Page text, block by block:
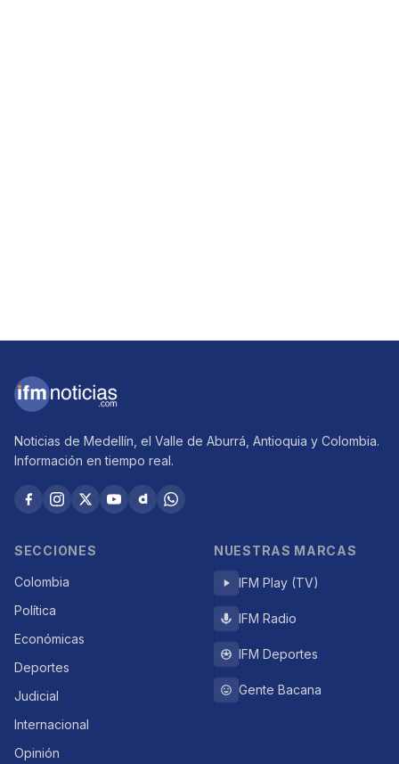
Noticias de Medellín, el Valle de Aburrá, Antioquia y Colombia.
Información en tiempo real.
SECCIONES
Colombia
Política
Económicas
Deportes
Judicial
Internacional
Opinión
NUESTRAS MARCAS
IFM Play (TV)
IFM Radio
IFM Deportes
Gente Bacana